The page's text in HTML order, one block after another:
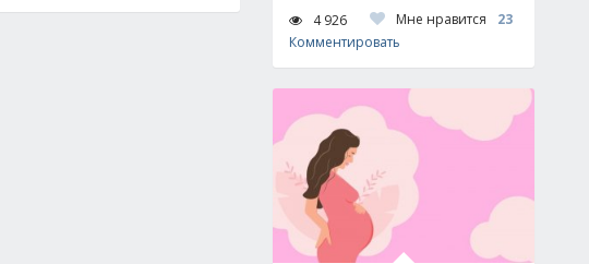
4 926 Мне нравится
23
Комментировать